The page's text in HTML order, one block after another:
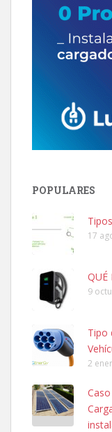
POPULARES
17
QUÉ
9
Tipo
2